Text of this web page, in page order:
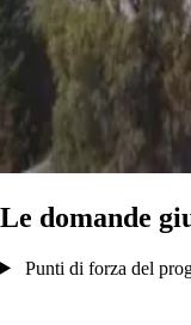
Le domande
Punti di forza del